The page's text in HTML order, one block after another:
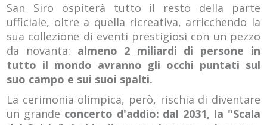
San Siro ospiterà tutto il resto della parte
ufficiale, oltre a quella ricreativa, arricchendo la
sua collezione di eventi prestigiosi con un pezzo
da novanta: almeno 2 miliardi di persone in
tutto il mondo avranno gli occhi puntati sul
suo campo e sui suoi spalti.
La cerimonia olimpica, però, rischia di diventare
un grande concerto d'addio: dal 2031, la "Scala